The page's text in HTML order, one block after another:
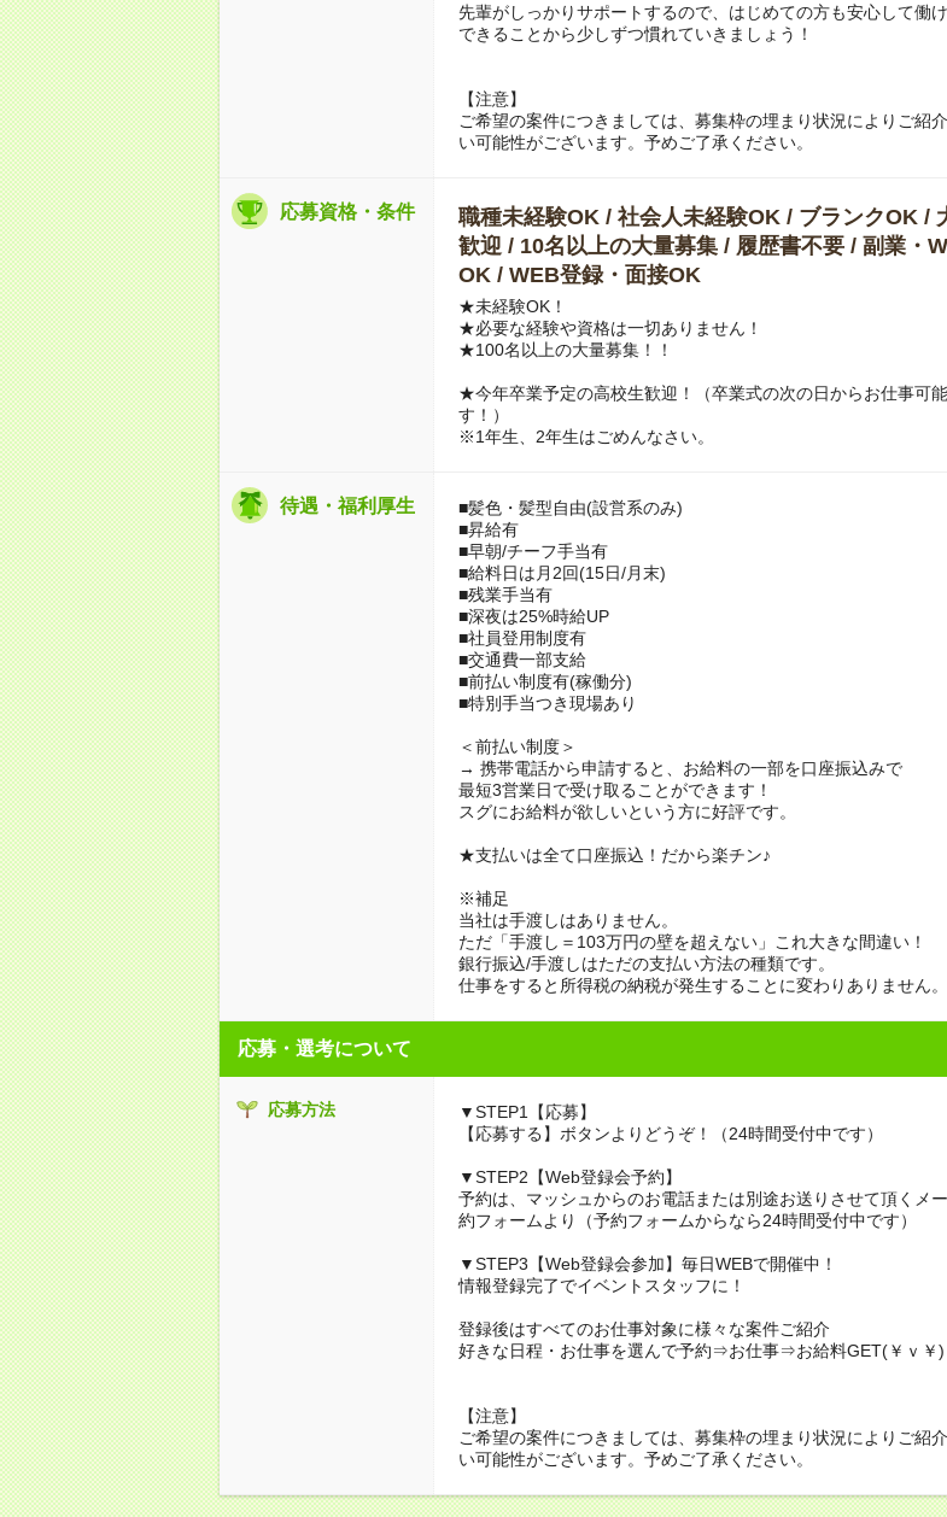
先輩がしっかりサポートするので、はじめての方も安心して働け
できることから少しずつ慣れていきましょう！
【注意】
ご希望の案件につきましては、募集枠の埋まり状況によりご紹
い可能性がございます。予めご了承ください。
応募資格・条件
職種未経験OK / 社会人未経験OK / ブランクOK /
歓迎 / 10名以上の大量募集 / 履歴書不要 / 副業・
OK / WEB登録・面接OK
★未経験OK！
★必要な経験や資格は一切ありません！
★100名以上の大量募集！！
★今年卒業予定の高校生歓迎！（卒業式の次の日からお仕事可
す！）
※1年生、2年生はごめんなさい。
待遇・福利厚生
■髪色・髪型自由(設営系のみ)
■昇給有
■早朝/チーフ手当有
■給料日は月2回(15日/月末)
■残業手当有
■深夜は25%時給UP
■社員登用制度有
■交通費一部支給
■前払い制度有(稼働分)
■特別手当つき現場あり
＜前払い制度＞
→ 携帯電話から申請すると、お給料の一部を口座振込みで
最短3営業日で受け取ることができます！
スグにお給料が欲しいという方に好評です。
★支払いは全て口座振込！だから楽チン♪
※補足
当社は手渡しはありません。
ただ「手渡し＝103万円の壁を超えない」これ大きな間違い！
銀行振込/手渡しはただの支払い方法の種類です。
仕事をすると所得税の納税が発生することに変わりありません。
応募・選考について
応募方法
▼STEP1【応募】
【応募する】ボタンよりどうぞ！（24時間受付中です）
▼STEP2【Web登録会予約】
予約は、マッシュからのお電話または別途お送りさせて頂くメ
約フォームより（予約フォームからなら24時間受付中です）
▼STEP3【Web登録会参加】毎日WEBで開催中！
情報登録完了でイベントスタッフに！
登録後はすべてのお仕事対象に様々な案件ご紹介
好きな日程・お仕事を選んで予約⇒お仕事⇒お給料GET(￥ｖ￥)
【注意】
ご希望の案件につきましては、募集枠の埋まり状況によりご紹
い可能性がございます。予めご了承ください。